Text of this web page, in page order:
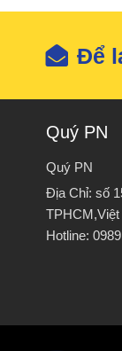
Để
Quý PN
Quý PN
Địa Chỉ: số
TPHCM,Việt
Hotline: